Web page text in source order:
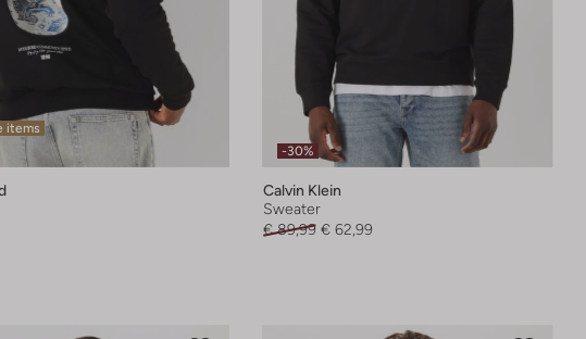
items
-30%
Calvin Klein
Sweater
€ 89,99 € 62,99